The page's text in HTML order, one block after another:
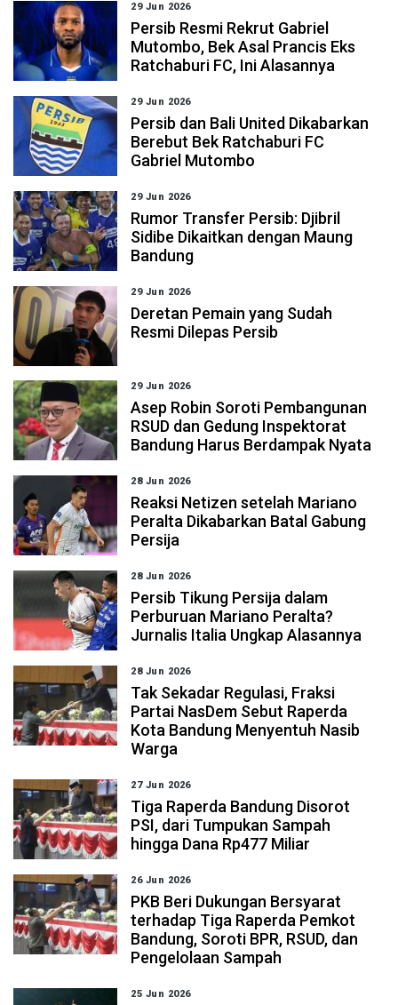
29 Jun 2026
Persib Resmi Rekrut Gabriel
Mutombo, Bek Asal Prancis Eks
Ratchaburi FC, Ini Alasannya
29 Jun 2026
Persib dan Bali United Dikabarkan
Berebut Bek Ratchaburi FC
Gabriel Mutombo
29 Jun 2026
Rumor Transfer Persib: Djibril
Sidibe Dikaitkan dengan Maung
Bandung
29 Jun 2026
Deretan Pemain yang Sudah
Resmi Dilepas Persib
29 Jun 2026
Asep Robin Soroti Pembangunan
RSUD dan Gedung Inspektorat
Bandung Harus Berdampak Nyata
28 Jun 2026
Reaksi Netizen setelah Mariano
Peralta Dikabarkan Batal Gabung
Persija
28 Jun 2026
Persib Tikung Persija dalam
Perburuan Mariano Peralta?
Jurnalis Italia Ungkap Alasannya
28 Jun 2026
Tak Sekadar Regulasi, Fraksi
Partai NasDem Sebut Raperda
Kota Bandung Menyentuh Nasib
Warga
27 Jun 2026
Tiga Raperda Bandung Disorot
PSI, dari Tumpukan Sampah
hingga Dana Rp477 Miliar
26 Jun 2026
PKB Beri Dukungan Bersyarat
terhadap Tiga Raperda Pemkot
Bandung, Soroti BPR, RSUD, dan
Pengelolaan Sampah
25 Jun 2026